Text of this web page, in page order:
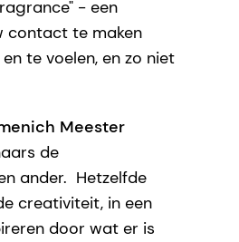
- een
contact te maken
te voelen, en zo niet
Meester
de
ander. Hetzelfde
creativiteit, in een
door wat er is